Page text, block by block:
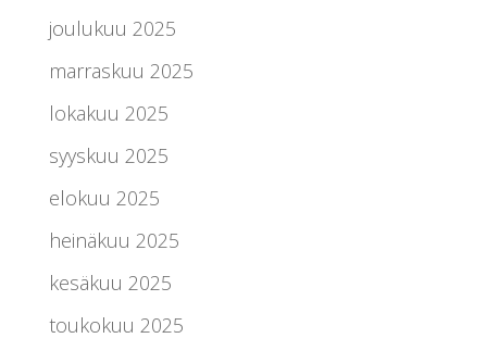
joulukuu 2025
marraskuu 2025
lokakuu 2025
syyskuu 2025
elokuu 2025
heinäkuu 2025
kesäkuu 2025
toukokuu 2025